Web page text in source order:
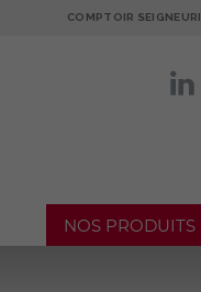
COMPTOIR
NOS PRODUITS